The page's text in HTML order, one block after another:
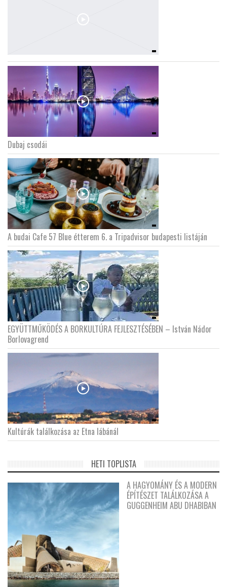
Dubaj csodái
A budai Cafe 57 Blue étterem 6. a Tripadvisor budapesti listáján
EGYÜTTMŰKÖDÉS A BORKULTÚRA FEJLESZTÉSÉBEN – István Nádor
Borlovagrend
Kultúrák találkozása az Etna lábánál
HETI TOPLISTA
A HAGYOMÁNY ÉS A MODERN
ÉPÍTÉSZET TALÁLKOZÁSA A
GUGGENHEIM ABU DHABIBAN